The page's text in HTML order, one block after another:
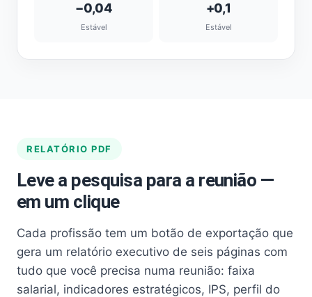
−0,04
Estável
+0,1
Estável
RELATÓRIO PDF
Leve a pesquisa para a reunião —
em um clique
Cada profissão tem um botão de exportação que
gera um relatório executivo de seis páginas com
tudo que você precisa numa reunião: faixa
salarial, indicadores estratégicos, IPS, perfil do